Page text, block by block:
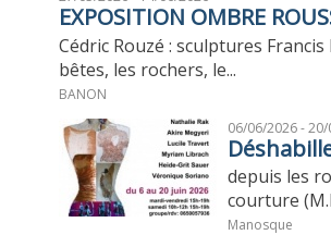
EXPOSITION OMBRE
Cédric Rouzé : sculptures
bêtes, les rochers, le...
BANON
06/06/2026 -
depuis les
courture
Manosque